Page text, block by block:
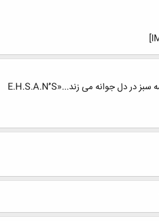
یادت بسان سرو سهی، همیشه سبز در دل جوانه می زند...«E.H.S.A.Nُُُ S